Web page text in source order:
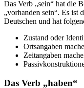
Das Verb „sein“ hat die
„vorhanden sein“. Es ist
Deutschen und hat
Zustand oder
Ortsangaben
Zeitangaben
Das Verb „haben“